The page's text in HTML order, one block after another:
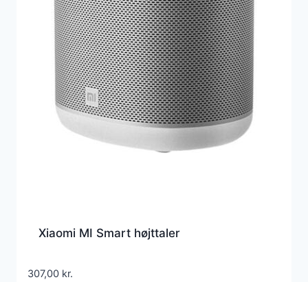
Xiaomi MI Smart højttaler
307,00 kr.